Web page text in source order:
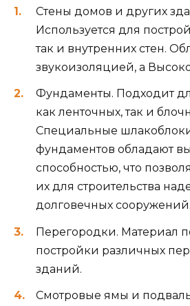
Стены домов и других
Используется для
так и внутренних стен.
звукоизоляцией, а
Фундаменты. Подходит
как ленточных, так и
Специальные
фундаментов обладают
способностью, что
их для строительства
долговечных сооружений.
Перегородки. Материал
постройки различных
зданий.
Смотровые ямы и